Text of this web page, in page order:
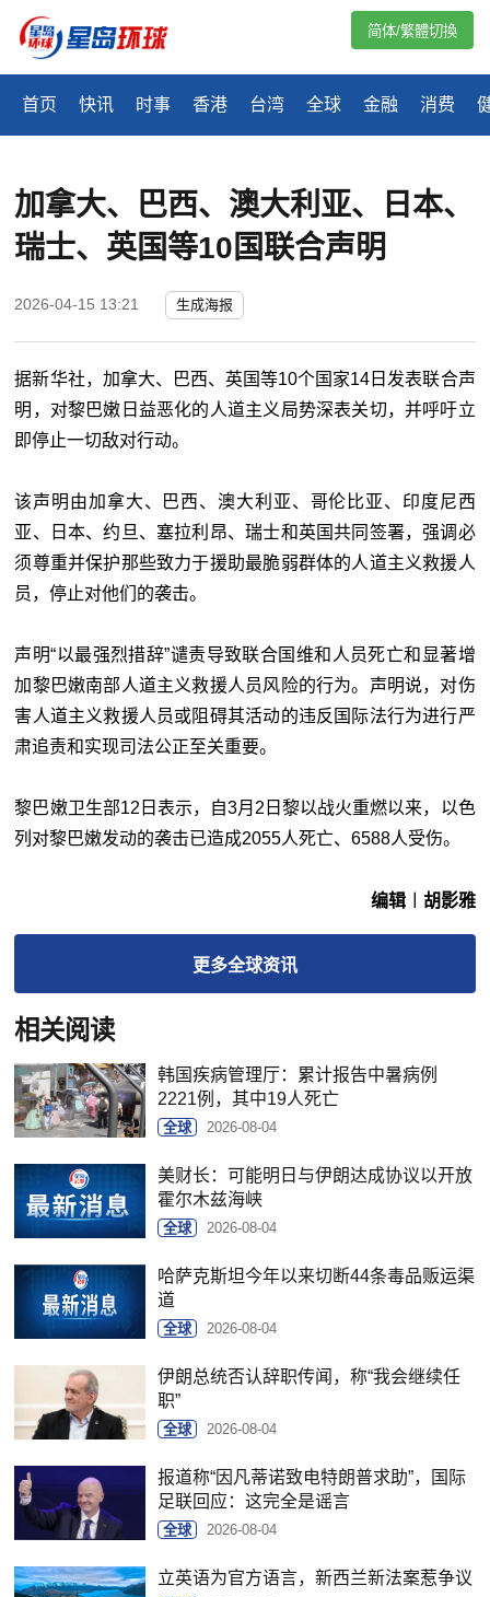
首页 快讯 时事 香港 台湾 全球 金融 消费
简体/繁體切換
加拿大、巴西、澳大利亚、日本、
瑞士、英国等10国联合声明
2026-04-15 13:21 生成海报
据新华社，加拿大、巴西、英国等10个国家14日发表联合声
明，对黎巴嫩日益恶化的人道主义局势深表关切，并呼吁立
即停止一切敌对行动。
该声明由加拿大、巴西、澳大利亚、哥伦比亚、印度尼西
亚、日本、约旦、塞拉利昂、瑞士和英国共同签署，强调必
须尊重并保护那些致力于援助最脆弱群体的人道主义救援人
员，停止对他们的袭击。
声明“以最强烈措辞”谴责导致联合国维和人员死亡和显著增
加黎巴嫩南部人道主义救援人员风险的行为。声明说，对伤
害人道主义救援人员或阻碍其活动的违反国际法行为进行严
肃追责和实现司法公正至关重要。
黎巴嫩卫生部12日表示，自3月2日黎以战火重燃以来，以色
列对黎巴嫩发动的袭击已造成2055人死亡、6588人受伤。
编辑︱胡影雅
更多全球资讯
相关阅读
韩国疾病管理厅：累计报告中暑病例
2221例，其中19人死亡
全球 2026-08-04
美财长：可能明日与伊朗达成协议以开放
霍尔木兹海峡
全球 2026-08-04
哈萨克斯坦今年以来切断44条毒品贩运渠
道
全球 2026-08-04
伊朗总统否认辞职传闻，称“我会继续任
职”
全球 2026-08-04
报道称“因凡蒂诺致电特朗普求助”，国际
足联回应：这完全是谣言
全球 2026-08-04
立英语为官方语言，新西兰新法案惹争议